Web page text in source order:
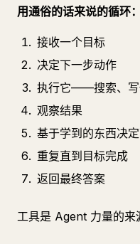
用通俗的话来说的循环：
接收一个目标
决定下一步动作
执行它——搜索、写
观察结果
基于学到的东西决
重复直到目标完成
返回最终答案
工具是 Agent 力量的来